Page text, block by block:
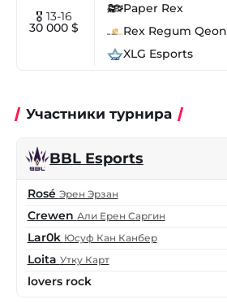
🎖 13-16
30 000 $
Paper Rex
Rex Regum Qeon
XLG Esports
Участники турнира
BBL Esports
Rosé Эрен Эрзан
Crewen Али Ерен Саргин
Lar0k Юсуф Кан Канбер
Loita Утку Карт
lovers rock